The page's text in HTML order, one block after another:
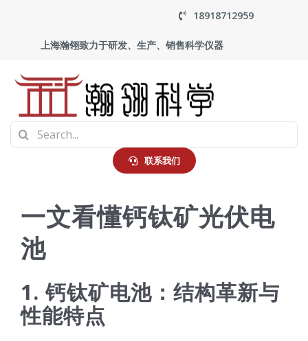
content
18918712959
上海瀚翎致力于研发、生产、销售科学仪器
首页
应用
走进瀚翎
技术服务
Search
for:
联系我们
一文看懂钙钛矿光伏电
池
1. 钙钛矿电池：结构革新与
性能特点